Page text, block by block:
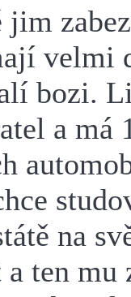
velmi
bozi.
a má
na
a ten mu